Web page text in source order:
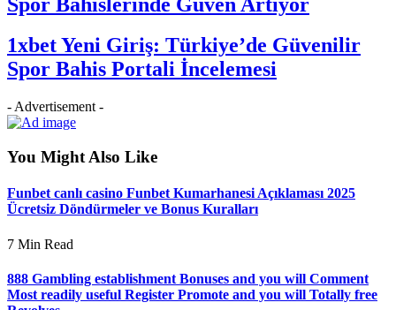
1xbet Yeni Giriş: Türkiye’de Güvenilir
Spor Bahis Portali İncelemesi
- Advertisement -
You Might Also Like
Funbet canlı casino Funbet Kumarhanesi Açıklaması 2025
Ücretsiz Döndürmeler ve Bonus Kuralları
7 Min Read
888 Gambling establishment Bonuses and you will Comment
Most readily useful Register Promote and you will Totally free